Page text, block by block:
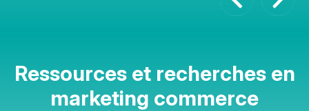
Ressources et recherches en
marketing commerce